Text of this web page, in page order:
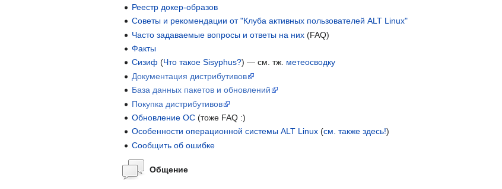
Реестр докер-образов
Советы и рекомендации от "Клуба активных пользователей ALT Linux"
Часто задаваемые вопросы и ответы на них (FAQ)
Факты
Сизиф (Что такое Sisyphus?) — см. тж. метеосводку
Документация дистрибутивов
База данных пакетов и обновлений
Покупка дистрибутивов
Обновление ОС (тоже FAQ :)
Особенности операционной системы ALT Linux (см. также здесь!)
Сообщить об ошибке
Общение